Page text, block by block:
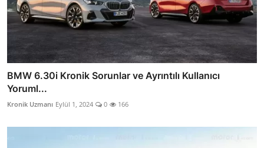
BMW 6.30i Kronik Sorunlar ve Ayrıntılı Kullanıcı
Yoruml...
Kronik Uzmanı Eylül 1, 2024 0 166